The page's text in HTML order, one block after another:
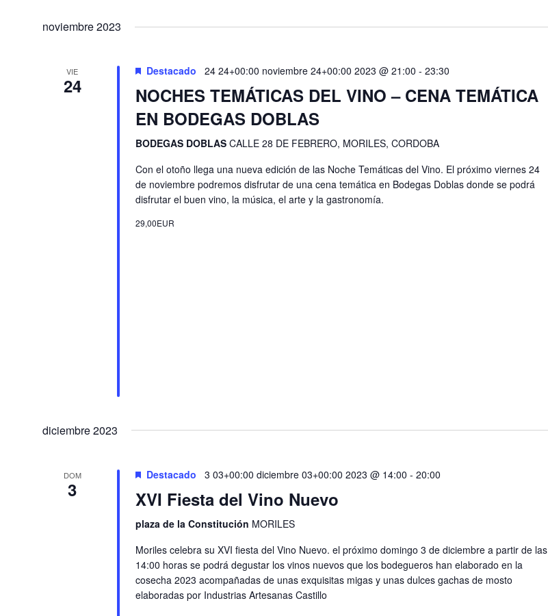
para
clave.
noviembre 2023
VIE
24
Destacado 24 24+00:00 noviembre 24+00:00 2023 @ 21:00 - 23:30
NOCHES TEMÁTICAS DEL VINO – CENA TEMÁTICA
EN BODEGAS DOBLAS
BODEGAS DOBLAS CALLE 28 DE FEBRERO, MORILES, CORDOBA
Con el otoño llega una nueva edición de las Noche Temáticas del Vino. El próximo viernes 24
de noviembre podremos disfrutar de una cena temática en Bodegas Doblas donde se podrá
disfrutar el buen vino, la música, el arte y la gastronomía.
29,00EUR
diciembre 2023
DOM
3
Destacado 3 03+00:00 diciembre 03+00:00 2023 @ 14:00 - 20:00
XVI Fiesta del Vino Nuevo
plaza de la Constitución MORILES
Moriles celebra su XVI fiesta del Vino Nuevo. el próximo domingo 3 de diciembre a partir de las
14:00 horas se podrá degustar los vinos nuevos que los bodegueros han elaborado en la
cosecha 2023 acompañadas de unas exquisitas migas y unas dulces gachas de mosto
elaboradas por Industrias Artesanas Castillo